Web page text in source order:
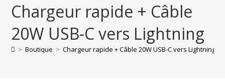
Chargeur rapide + Câble
20W USB-C vers Lightning
> Boutique > Chargeur rapide + Câble 20W USB-C vers Lightning